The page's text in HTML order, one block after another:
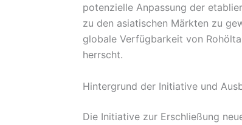
potenzielle Anpassung der
zu den asiatischen Märkten zu
globale Verfügbarkeit von
herrscht.
Hintergrund der Initiative und
Die Initiative zur Erschließung